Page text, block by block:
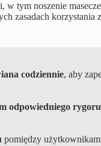
tym noszenie
zasadach
codziennie, aby
odpowiedniego
pomiędzy